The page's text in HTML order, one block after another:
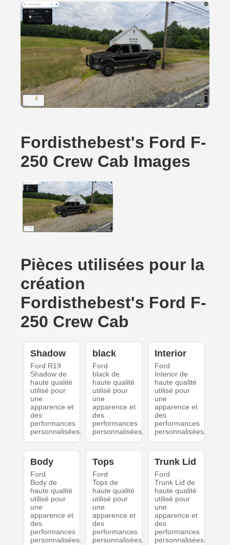
Fordisthebest's Ford F-
250 Crew Cab Images
Pièces utilisées pour la
création
Fordisthebest's Ford F-
250 Crew Cab
Shadow
Ford R19
Shadow de
haute qualité
utilisé pour
une
apparence et
des
performances
personnalisées.
black
Ford
black de
haute qualité
utilisé pour
une
apparence et
des
performances
personnalisées.
Interior
Ford
Interior de
haute qualité
utilisé pour
une
apparence et
des
performances
personnalisées.
Body
Ford
Body de
haute qualité
utilisé pour
une
apparence et
des
performances
personnalisées.
Tops
Ford
Tops de
haute qualité
utilisé pour
une
apparence et
des
performances
personnalisées.
Trunk Lid
Ford
Trunk Lid de
haute qualité
utilisé pour
une
apparence et
des
performances
personnalisées.